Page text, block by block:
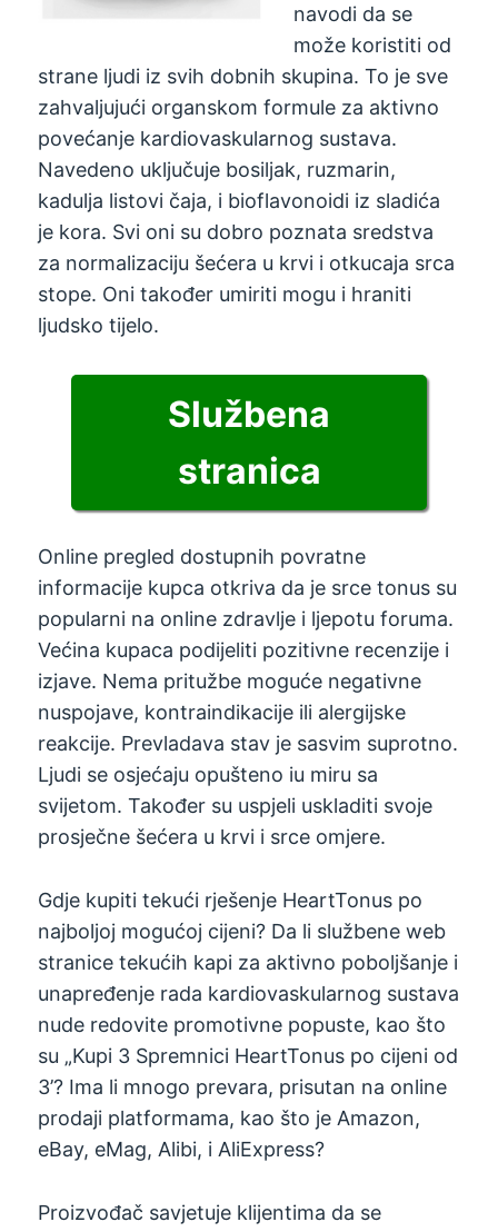
navodi da se
može koristiti od
strane ljudi iz svih dobnih skupina. To je sve
zahvaljujući organskom formule za aktivno
povećanje kardiovaskularnog sustava.
Navedeno uključuje bosiljak, ruzmarin,
kadulja listovi čaja, i bioflavonoidi iz sladića
je kora. Svi oni su dobro poznata sredstva
za normalizaciju šećera u krvi i otkucaja srca
stope. Oni također umiriti mogu i hraniti
ljudsko tijelo.
Službena
stranica
Online pregled dostupnih povratne
informacije kupca otkriva da je srce tonus su
popularni na online zdravlje i ljepotu foruma.
Većina kupaca podijeliti pozitivne recenzije i
izjave. Nema pritužbe moguće negativne
nuspojave, kontraindikacije ili alergijske
reakcije. Prevladava stav je sasvim suprotno.
Ljudi se osjećaju opušteno iu miru sa
svijetom. Također su uspjeli uskladiti svoje
prosječne šećera u krvi i srce omjere.
Gdje kupiti tekući rješenje HeartTonus po
najboljoj mogućoj cijeni? Da li službene web
stranice tekućih kapi za aktivno poboljšanje i
unapređenje rada kardiovaskularnog sustava
nude redovite promotivne popuste, kao što
su „Kupi 3 Spremnici HeartTonus po cijeni od
3’? Ima li mnogo prevara, prisutan na online
prodaji platformama, kao što je Amazon,
eBay, eMag, Alibi, i AliExpress?
Proizvođač savjetuje klijentima da se